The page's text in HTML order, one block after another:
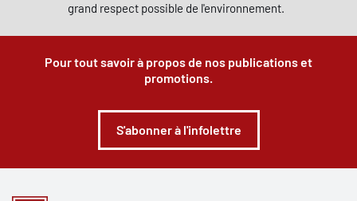
grand respect possible de l'environnement.
Pour tout savoir à propos de nos publications et
promotions.
S'abonner à l'infolettre